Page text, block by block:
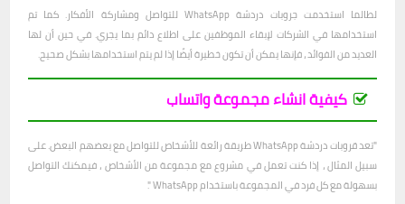
لطالما استخدمت جروبات دردشة WhatsApp للتواصل ومشاركة الأفكار. كما تم
استخدامها في الشركات لإبقاء الموظفين على اطلاع دائم بما يجري. في حين أن لها
العديد من الفوائد ، فإنها يمكن أن تكون خطيرة أيضًا إذا لم يتم استخدامها بشكل صحيح.
كيفية انشاء مجموعة واتساب
"تعد قروبات دردشة WhatsApp طريقة رائعة للأشخاص للتواصل مع بعضهم البعض. على
سبيل المثال ، إذا كنت تعمل في مشروع مع مجموعة من الأشخاص ، فيمكنك التواصل
بسهولة مع كل فرد في المجموعة باستخدام WhatsApp ".